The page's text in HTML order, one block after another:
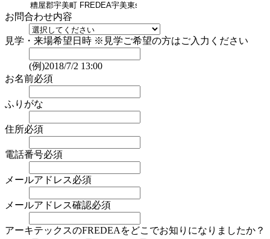
お問合わせ内容
見学・来場希望日時 ※見学ご希望の方はご入力ください
(例)2018/7/2 13:00
お名前必須
ふりがな
住所必須
電話番号必須
メールアドレス必須
メールアドレス確認必須
アーキテックスのFREDEAをどこでお知りになりましたか？